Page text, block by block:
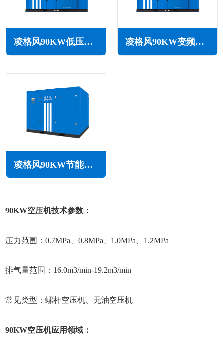
凌格风90KW低压空压机LS LP系列 凌格风90KW变频低压空压机LSV LP系列
凌格风90KW节能空压机LS系列
90KW空压机技术参数：
压力范围：0.7MPa、0.8MPa、1.0MPa、1.2MPa
排气量范围：16.0m3/min-19.2m3/min
常见类型：螺杆空压机、无油空压机
90KW空压机应用领域：